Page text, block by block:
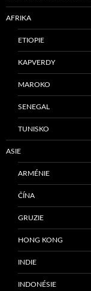
AFRIKA
ETIOPIE
KAPVERDY
MAROKO
SENEGAL
TUNISKO
ASIE
ARMÉNIE
ČÍNA
GRUZIE
HONG KONG
INDIE
INDONÉSIE